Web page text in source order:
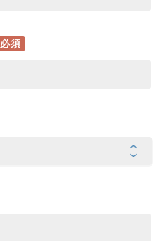
必須